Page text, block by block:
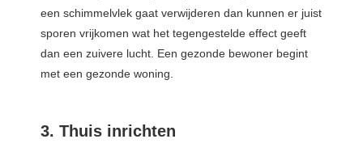
een schimmelvlek gaat verwijderen dan kunnen er juist
sporen vrijkomen wat het tegengestelde effect geeft
dan een zuivere lucht. Een gezonde bewoner begint
met een gezonde woning.
3. Thuis inrichten